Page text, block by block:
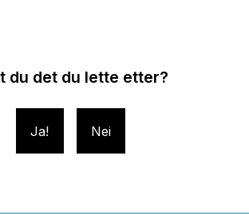
du det du lette etter?
Ja Nei